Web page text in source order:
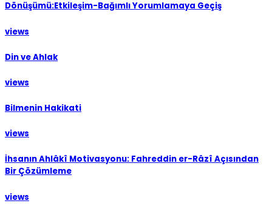
Dönüşümü:Etkileşim-Bağımlı Yorumlamaya Geçiş
views
Din ve Ahlak
views
Bilmenin Hakikati
views
İhsanın Ahlâkî Motivasyonu: Fahreddin er-Râzî Açısından
Bir Çözümleme
views